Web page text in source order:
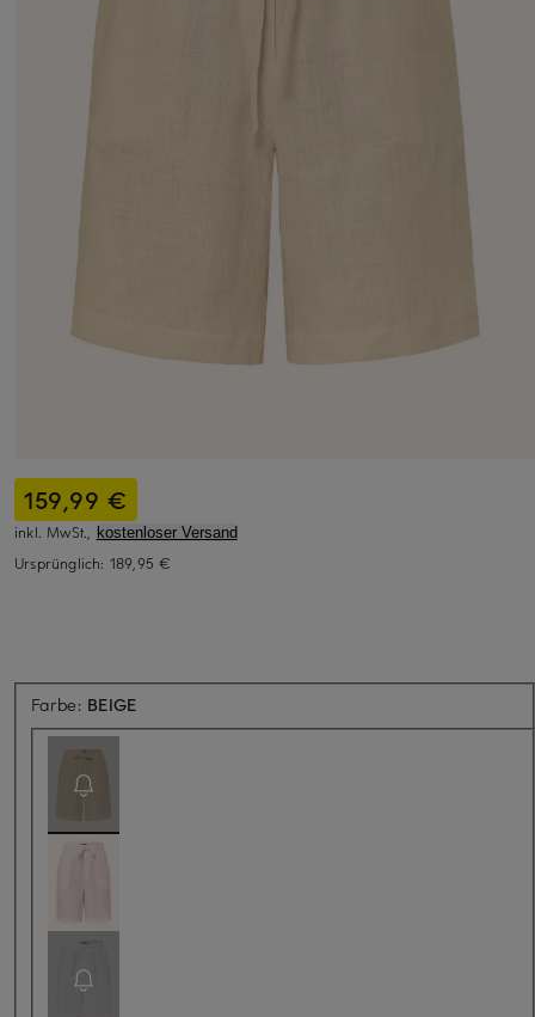
159,99 €
inkl. MwSt., kostenloser Versand
Ursprünglich: 189,95 €
Farbe: BEIGEAktuell nicht verfügbar